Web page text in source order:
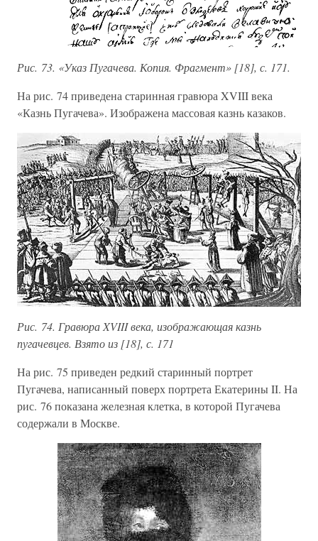
Рис. 73. «Указ Пугачева. Копия. Фрагмент» [18], с. 171.
На рис. 74 приведена старинная гравюра XVIII века
«Казнь Пугачева». Изображена массовая казнь казаков.
Рис. 74. Гравюра XVIII века, изображающая казнь
пугачевцев. Взято из [18], с. 171
На рис. 75 приведен редкий старинный портрет
Пугачева, написанный поверх портрета Екатерины II. На
рис. 76 показана железная клетка, в которой Пугачева
содержали в Москве.